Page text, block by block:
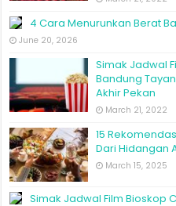
4 Cara Menurunkan Berat
June 20, 2026
Simak Jadwal
Bandung
Akhir Pekan
March 21, 2022
15
Dari Hidangan
March 15, 2025
Simak Jadwal Film Bioskop